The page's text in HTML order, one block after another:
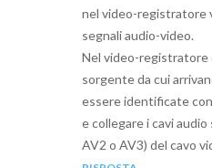
nel video-registratore
segnali audio-video.
Nel video-registratore
sorgente da cui
essere identificate
e collegare i cavi
AV2 o AV3) del cavo